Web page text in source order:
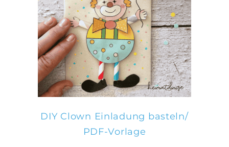
IN DEN WARENKORB
DIY Clown Einladung basteln/
PDF-Vorlage